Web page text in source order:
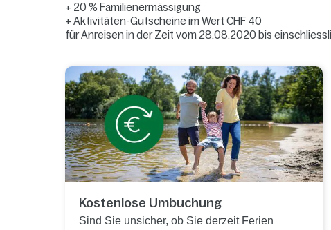
+ 20 % Familienermässigung
+ Aktivitäten-Gutscheine im Wert CHF 40
für Anreisen in der Zeit vom 28.08.2020 bis
Kostenlose Umbuchung
Sind Sie unsicher, ob Sie derzeit Ferien